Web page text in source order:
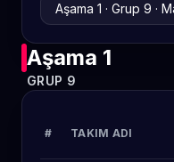
Aşama 1
GRUP 9
# TAKIM ADI